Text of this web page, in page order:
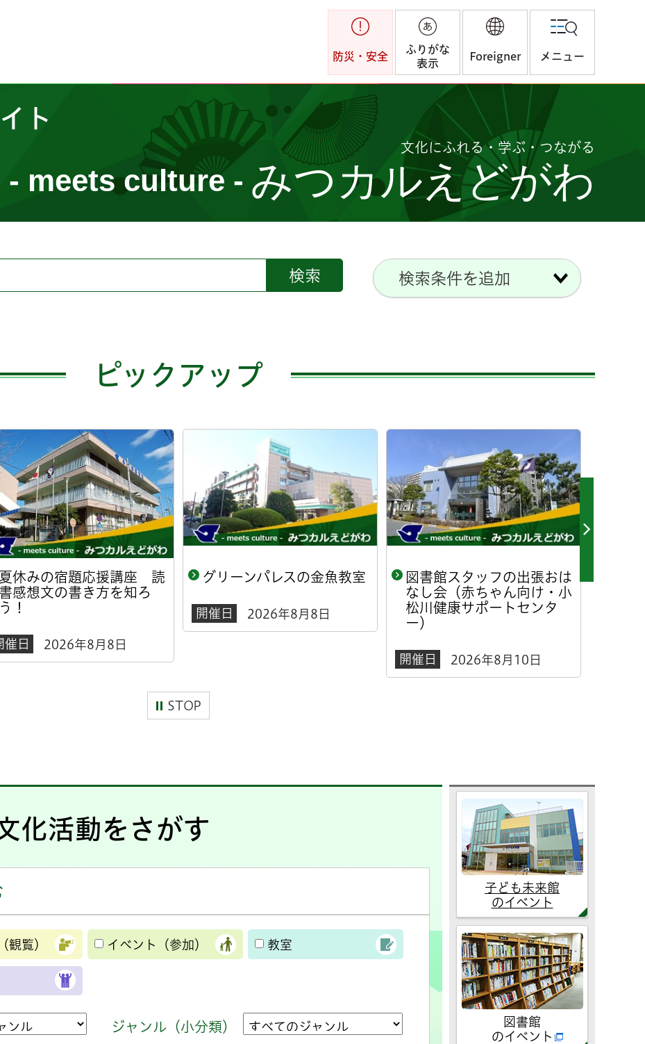
防災・安全
ふりがな
表示
Foreigner メニュー
ト
文化にふれる・学ぶ・つながる
- meets culture - みつカルえどがわ
検索条件を追加
ピックアップ
夏休みの宿題応援講座 読
書感想文の書き方を知ろ
う！
催日 2026年8月8日
グリーンパレスの金魚教室
開催日 2026年8月8日
図書館スタッフの出張おは
なし会（赤ちゃん向け・小
松川健康サポートセンタ
ー）
開催日 2026年8月10日
STOP
化活動をさがす
観覧） イベント（参加） 教室
ジャンル（小分類）
子ども未来館
のイベント
図書館
のイベント